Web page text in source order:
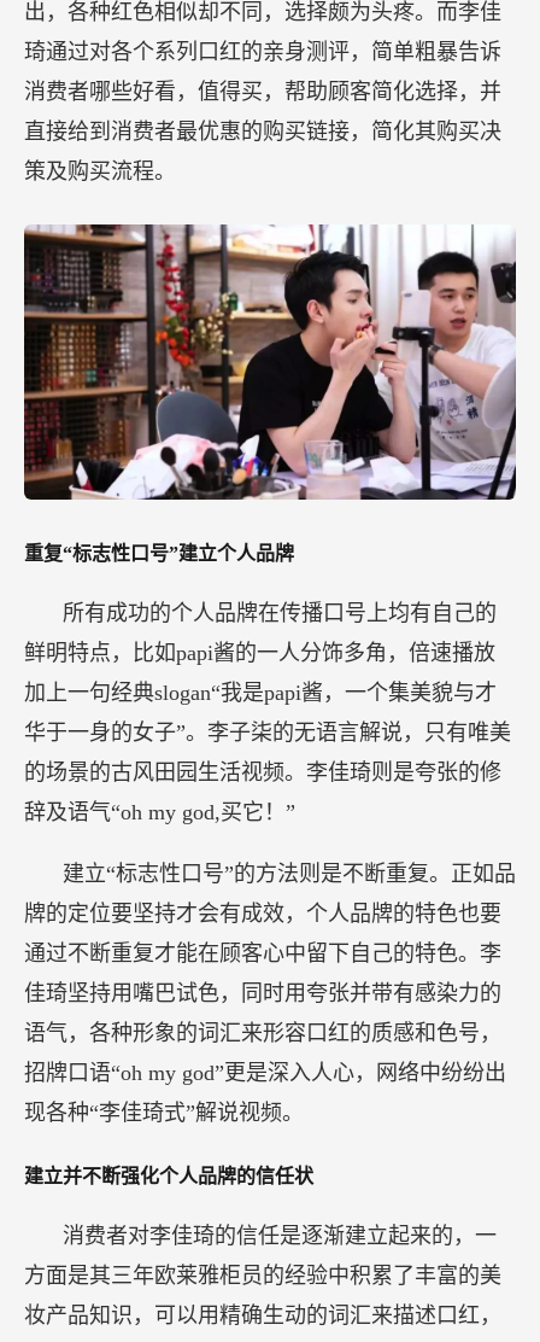
出，各种红色相似却不同，选择颇为头疼。而李佳
琦通过对各个系列口红的亲身测评，简单粗暴告诉
消费者哪些好看，值得买，帮助顾客简化选择，并
直接给到消费者最优惠的购买链接，简化其购买决
策及购买流程。
重复“标志性口号”建立个人品牌
所有成功的个人品牌在传播口号上均有自己的
鲜明特点，比如papi酱的一人分饰多角，倍速播放
加上一句经典slogan“我是papi酱，一个集美貌与才
华于一身的女子”。李子柒的无语言解说，只有唯美
的场景的古风田园生活视频。李佳琦则是夸张的修
辞及语气“oh my god,买它！”
建立“标志性口号”的方法则是不断重复。正如品
牌的定位要坚持才会有成效，个人品牌的特色也要
通过不断重复才能在顾客心中留下自己的特色。李
佳琦坚持用嘴巴试色，同时用夸张并带有感染力的
语气，各种形象的词汇来形容口红的质感和色号，
招牌口语“oh my god”更是深入人心，网络中纷纷出
现各种“李佳琦式”解说视频。
建立并不断强化个人品牌的信任状
消费者对李佳琦的信任是逐渐建立起来的，一
方面是其三年欧莱雅柜员的经验中积累了丰富的美
妆产品知识，可以用精确生动的词汇来描述口红，